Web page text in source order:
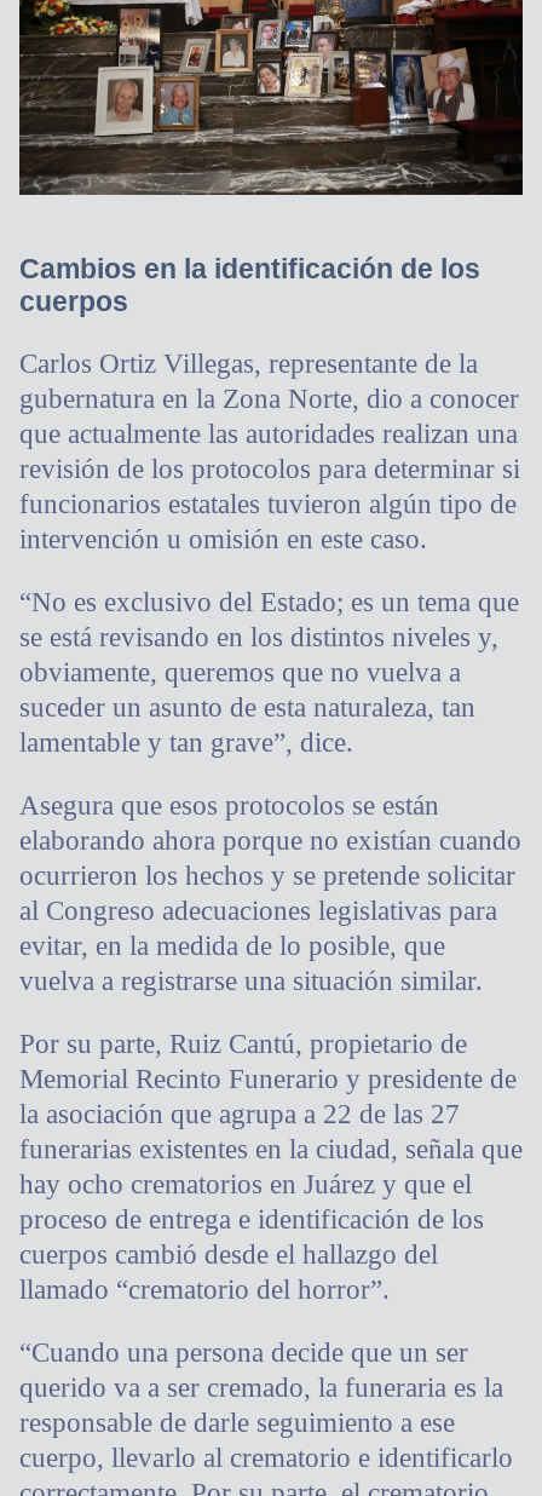
Cambios en la identificación de los
cuerpos
Carlos Ortiz Villegas, representante de la
gubernatura en la Zona Norte, dio a conocer
que actualmente las autoridades realizan una
revisión de los protocolos para determinar si
funcionarios estatales tuvieron algún tipo de
intervención u omisión en este caso.
“No es exclusivo del Estado; es un tema que
se está revisando en los distintos niveles y,
obviamente, queremos que no vuelva a
suceder un asunto de esta naturaleza, tan
lamentable y tan grave”, dice.
Asegura que esos protocolos se están
elaborando ahora porque no existían cuando
ocurrieron los hechos y se pretende solicitar
al Congreso adecuaciones legislativas para
evitar, en la medida de lo posible, que
vuelva a registrarse una situación similar.
Por su parte, Ruiz Cantú, propietario de
Memorial Recinto Funerario y presidente de
la asociación que agrupa a 22 de las 27
funerarias existentes en la ciudad, señala que
hay ocho crematorios en Juárez y que el
proceso de entrega e identificación de los
cuerpos cambió desde el hallazgo del
llamado “crematorio del horror”.
“Cuando una persona decide que un ser
querido va a ser cremado, la funeraria es la
responsable de darle seguimiento a ese
cuerpo, llevarlo al crematorio e identificarlo